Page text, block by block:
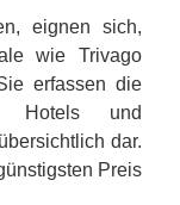
eignen sich,
wie Trivago
erfassen die
Hotels und
dar.
Preis